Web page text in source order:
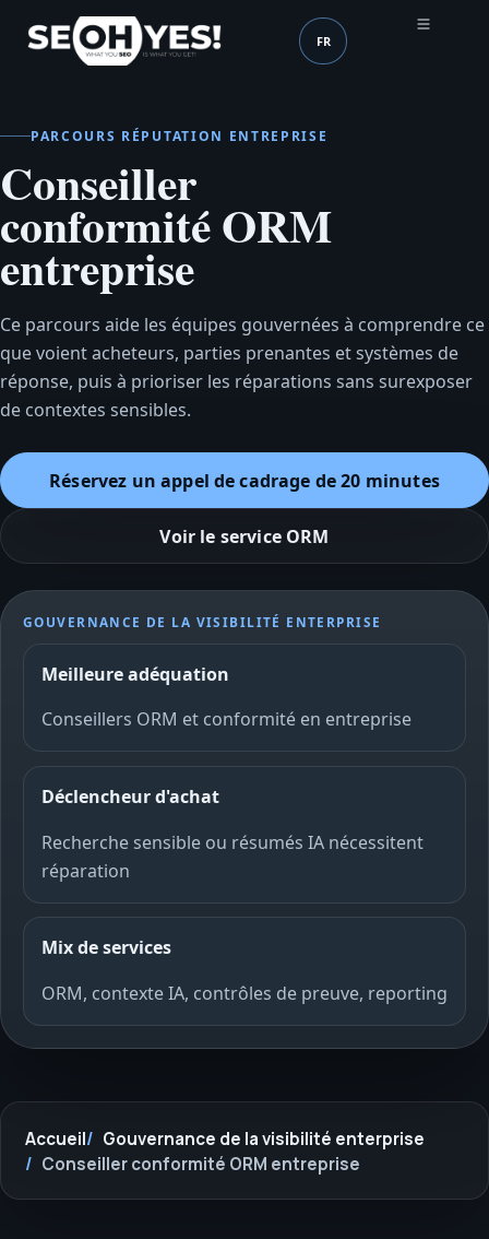
SEOH Langue (mobile
FR
PARCOURS RÉPUTATION ENTREPRISE
Conseiller
conformité ORM
entreprise
Ce parcours aide les équipes gouvernées à comprendre ce
que voient acheteurs, parties prenantes et systèmes de
réponse, puis à prioriser les réparations sans surexposer
de contextes sensibles.
Réservez un appel de cadrage de 20 minutes
Voir le service ORM
GOUVERNANCE DE LA VISIBILITÉ ENTERPRISE
Meilleure adéquation
Conseillers ORM et conformité en entreprise
Déclencheur d'achat
Recherche sensible ou résumés IA nécessitent
réparation
Mix de services
ORM, contexte IA, contrôles de preuve, reporting
Accueil
Gouvernance de la visibilité enterprise
Conseiller conformité ORM entreprise